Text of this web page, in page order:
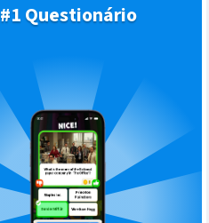
#1 Questionário